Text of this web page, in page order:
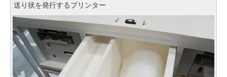
送り状を発行するプリンター